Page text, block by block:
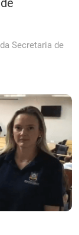
Secretaria de